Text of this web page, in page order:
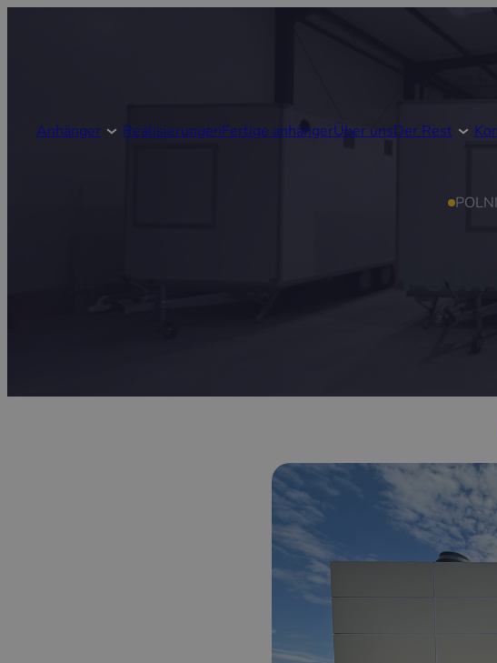
Anhänger RealisierungenFertige anhängerÜber unsDer Rest